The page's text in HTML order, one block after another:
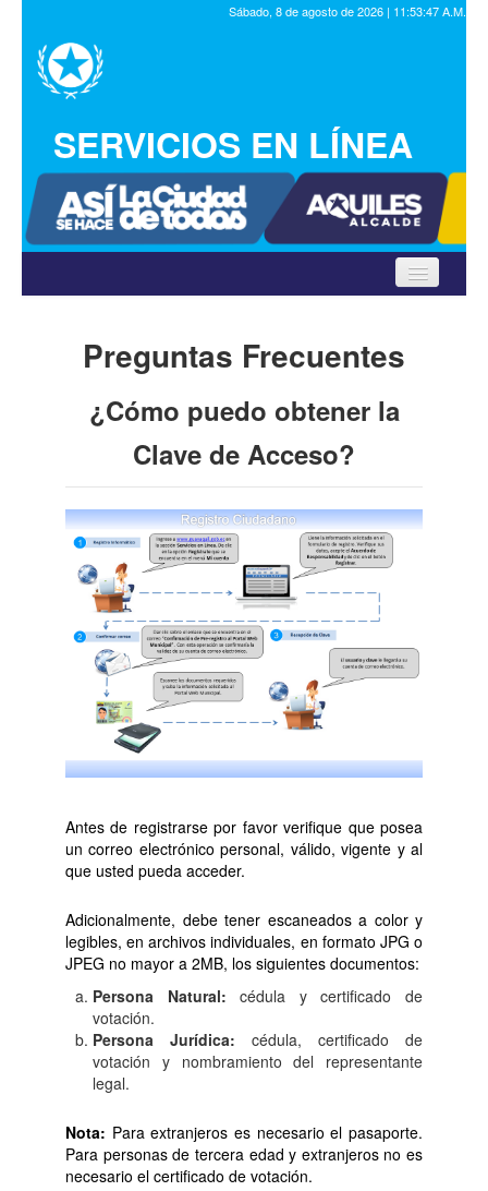
Sábado, 8 de agosto de 2026 | 11:53:48 A.M.
SERVICIOS EN LÍNEA
Trámites
Certificados
Mi Cuenta
Iniciar sesión
Preguntas Frecuentes
¿Cómo puedo obtener la
Clave de Acceso?
Antes de registrarse por favor verifique que posea
un correo electrónico personal, válido, vigente y al
que usted pueda acceder.
Adicionalmente, debe tener escaneados a color y
legibles, en archivos individuales, en formato JPG o
JPEG no mayor a 2MB, los siguientes documentos:
Persona Natural: cédula y certificado de
votación.
Persona Jurídica: cédula, certificado de
votación y nombramiento del representante
legal.
Nota: Para extranjeros es necesario el pasaporte.
Para personas de tercera edad y extranjeros no es
necesario el certificado de votación.